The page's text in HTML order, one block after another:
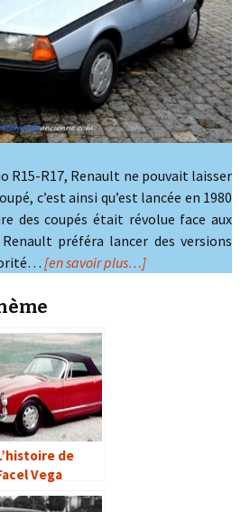
R15-R17, Renault ne pouvait laisser
c’est ainsi qu’est lancée en 1980
des coupés était révolue face aux
préféra lancer des versions
[en savoir plus…]
de
Vega